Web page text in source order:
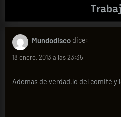
Mundodisco dice:
18 enero, 2013 a las 23:35
Ademas de verdad,lo del comité y